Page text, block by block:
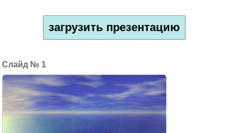
загрузить презентацию
1